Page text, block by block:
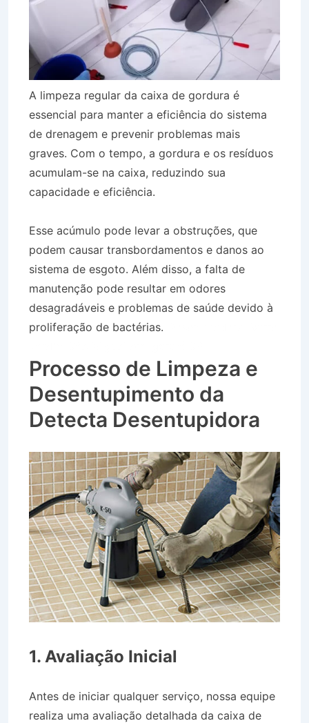
A limpeza regular da caixa de gordura é
essencial para manter a eficiência do sistema
de drenagem e prevenir problemas mais
graves. Com o tempo, a gordura e os resíduos
acumulam-se na caixa, reduzindo sua
capacidade e eficiência.
Esse acúmulo pode levar a obstruções, que
podem causar transbordamentos e danos ao
sistema de esgoto. Além disso, a falta de
manutenção pode resultar em odores
desagradáveis e problemas de saúde devido à
proliferação de bactérias.
Processo de Limpeza e
Desentupimento da
Detecta Desentupidora
1. Avaliação Inicial
Antes de iniciar qualquer serviço, nossa equipe
realiza uma avaliação detalhada da caixa de